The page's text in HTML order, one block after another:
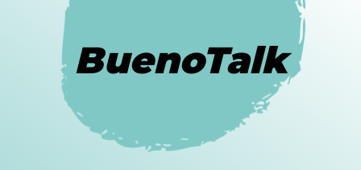
BuenoTalk